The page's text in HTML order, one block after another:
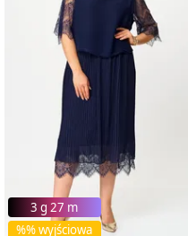
%% wyjściowa
3 g 27 m